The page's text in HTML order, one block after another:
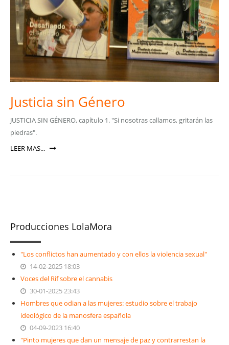
Justicia sin Género
JUSTICIA SIN GÉNERO, capítulo 1. "Si nosotras callamos, gritarán las
piedras".
LEER MAS...
Producciones LolaMora
"Los conflictos han aumentado y con ellos la violencia sexual"
14-02-2025 18:03
Voces del Rif sobre el cannabis
30-01-2025 23:43
Hombres que odian a las mujeres: estudio sobre el trabajo
ideológico de la manosfera española
04-09-2023 16:40
"Pinto mujeres que dan un mensaje de paz y contrarrestan la